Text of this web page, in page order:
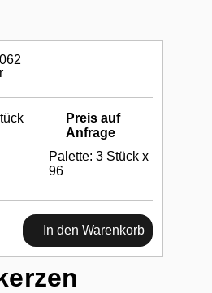
Preis auf
Anfrage
Palette: 3 Stück x
96
In den Warenkorb